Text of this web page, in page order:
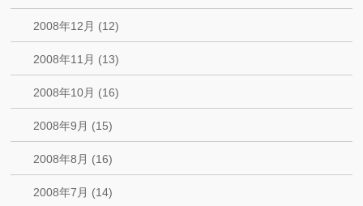
2008年12月 (12)
2008年11月 (13)
2008年10月 (16)
2008年9月 (15)
2008年8月 (16)
2008年7月 (14)